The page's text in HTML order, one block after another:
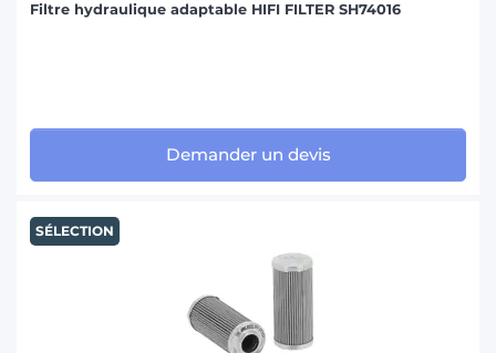
Filtre hydraulique adaptable HIFI FILTER SH74016
Demander un devis
SÉLECTION